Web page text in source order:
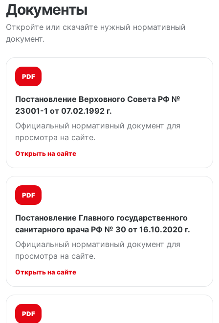
Документы
Откройте или скачайте нужный нормативный
документ.
PDF
Постановление Верховного Совета РФ №
23001-1 от 07.02.1992 г.
Официальный нормативный документ для
просмотра на сайте.
Открыть на сайте
PDF
Постановление Главного государственного
санитарного врача РФ № 30 от 16.10.2020 г.
Официальный нормативный документ для
просмотра на сайте.
Открыть на сайте
PDF